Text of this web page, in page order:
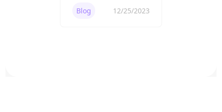
Blog 12/25/2023